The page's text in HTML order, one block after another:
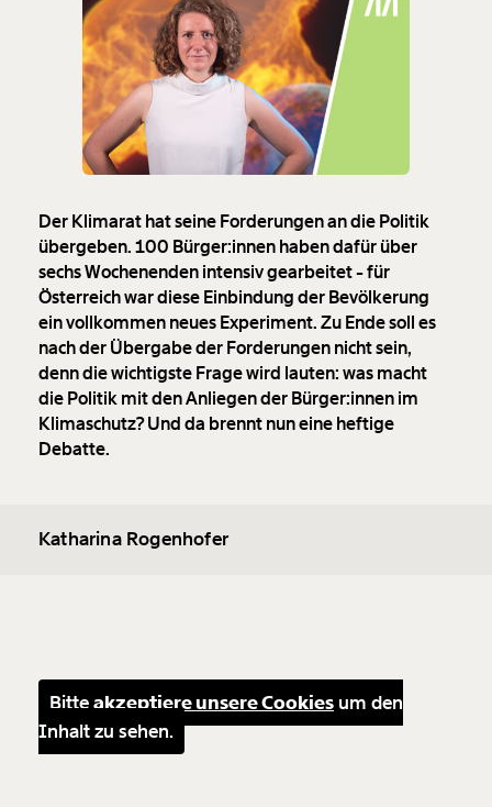
Der Klimarat hat seine Forderungen an die Politik
übergeben. 100 Bürger:innen haben dafür über
sechs Wochenenden intensiv gearbeitet - für
Österreich war diese Einbindung der Bevölkerung
ein vollkommen neues Experiment. Zu Ende soll es
nach der Übergabe der Forderungen nicht sein,
denn die wichtigste Frage wird lauten: was macht
die Politik mit den Anliegen der Bürger:innen im
Klimaschutz? Und da brennt nun eine heftige
Debatte.
Katharina Rogenhofer
Bitteakzeptiere unsere Cookies um den
Inhalt zu sehen.